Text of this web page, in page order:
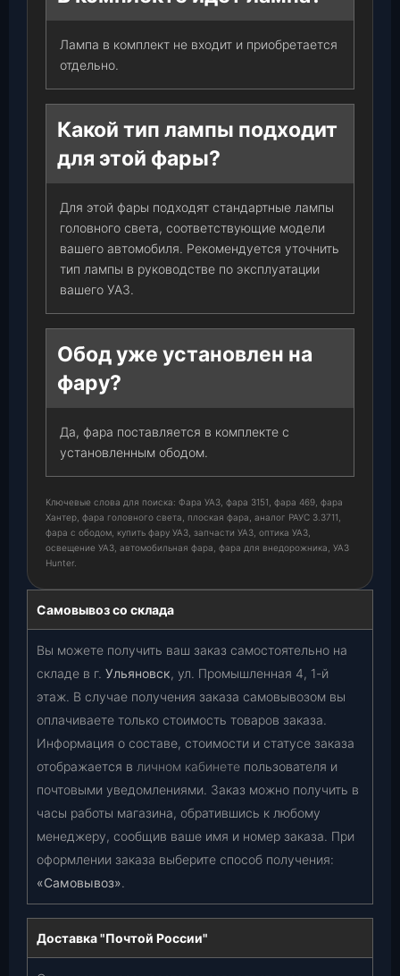
Лампа в комплект не входит и приобретается
отдельно.
Какой тип лампы подходит
для этой фары?
Для этой фары подходят стандартные лампы
головного света, соответствующие модели
вашего автомобиля. Рекомендуется уточнить
тип лампы в руководстве по эксплуатации
вашего УАЗ.
Обод уже установлен на
фару?
Да, фара поставляется в комплекте с
установленным ободом.
Ключевые слова для поиска: Фара УАЗ, фара 3151, фара 469, фара
Хантер, фара головного света, плоская фара, аналог РАУС 3.3711,
фара с ободом, купить фару УАЗ, запчасти УАЗ, оптика УАЗ,
освещение УАЗ, автомобильная фара, фара для внедорожника, УАЗ
Hunter.
Самовывоз со склада
Вы можете получить ваш заказ самостоятельно на
складе в г. Ульяновск, ул. Промышленная 4, 1-й
этаж. В случае получения заказа самовывозом вы
оплачиваете только стоимость товаров заказа.
Информация о составе, стоимости и статусе заказа
отображается в личном кабинете пользователя и
почтовыми уведомлениями. Заказ можно получить в
часы работы магазина, обратившись к любому
менеджеру, сообщив ваше имя и номер заказа. При
оформлении заказа выберите способ получения:
«Самовывоз».
Доставка "Почтой России"